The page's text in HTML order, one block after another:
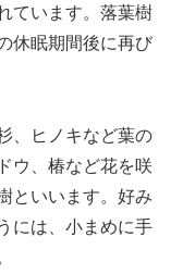
ています。落葉樹
休眠期間後に再び
、ヒノキなど葉の
ウ、椿など花を咲
といいます。好み
には、小まめに手